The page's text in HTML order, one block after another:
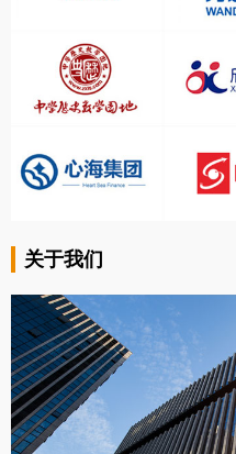
www.csbxgfg.com
关于我们